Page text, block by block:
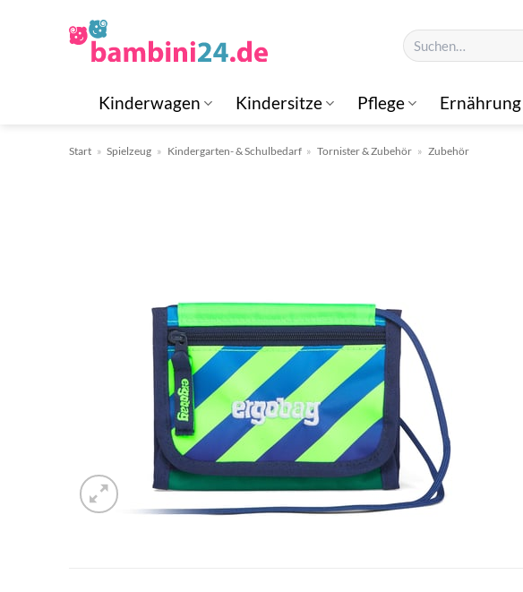
Suchen
nach:
Kinderwagen Kindersitze Pflege Ernährung
Start » Spielzeug » Kindergarten- & Schulbedarf » Tornister & Zubehör » Zubehör